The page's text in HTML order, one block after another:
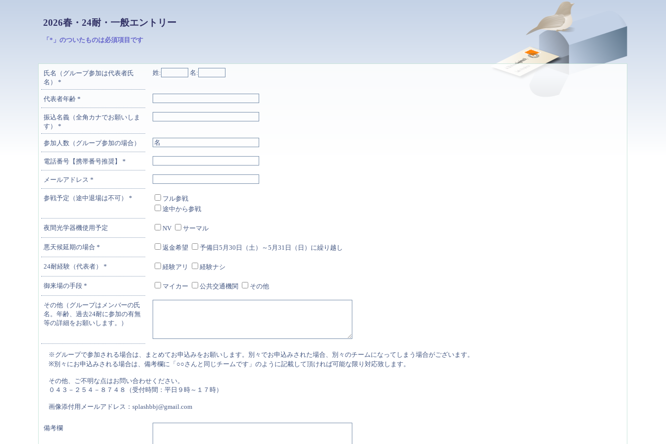
2026春・24耐・一般エントリー
「*」のついたものは必須項目です
氏名（グループ参加は代表者氏
名）*
姓: 名:
代表者年齢*
振込名義（全角カナでお願いしま
す）*
参加人数（グループ参加の場合）
電話番号【携帯番号推奨】*
メールアドレス*
参戦予定（途中退場は不可）*
フル参戦
途中から参戦
夜間光学器機使用予定 NV サーマル
悪天候延期の場合* 返金希望 予備日5月30日（土）～5月31日（日）に繰り越し
24耐経験（代表者）* 経験アリ 経験ナシ
御来場の手段* マイカー 公共交通機関 その他
その他（グループはメンバーの氏
名。年齢、過去24耐に参加の有無
等の詳細をお願いします。）
※グループで参加される場合は、まとめてお申込みをお願いします。別々でお申込みされた場合、別々のチームになってしまう場合がございます。
※別々にお申込みされる場合は、備考欄に「○○さんと同じチームです」のように記載して頂ければ可能な限り対応致します。
その他、ご不明な点はお問い合わせください。
０４３－２５４－８７４８（受付時間：平日９時～１７時）
画像添付用メールアドレス：splashbbj@gmail.com
備考欄